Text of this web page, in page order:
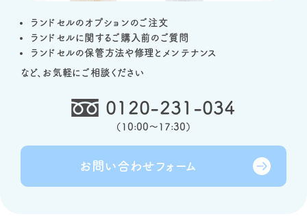
ランドセルのオプションのご注文
ランドセルに関するご購入前のご質問
ランドセルの保管方法や修理とメンテナンス
など、お気軽にご相談ください
0120-231-034
（ 10:00～17:30）
お問い合わせ フォーム